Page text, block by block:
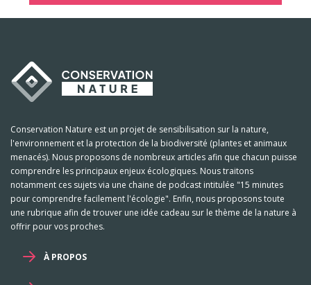
Conservation Nature est un projet de sensibilisation sur la nature,
l'environnement et la protection de la biodiversité (plantes et animaux
menacés). Nous proposons de nombreux articles afin que chacun puisse
comprendre les principaux enjeux écologiques. Nous traitons
notamment ces sujets via une chaine de podcast intitulée "15 minutes
pour comprendre facilement l'écologie". Enfin, nous proposons toute
une rubrique afin de trouver une idée cadeau sur le thème de la nature à
offrir pour vos proches.
À PROPOS